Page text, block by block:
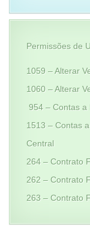
Permissões de
1059 – Alterar
1060 – Alterar
954 – Contas a
1513 – Contas
Central
264 – Contrato
262 – Contrato
263 – Contrato